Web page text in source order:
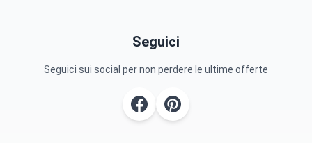
Seguici
Seguici sui social per non perdere le ultime offerte